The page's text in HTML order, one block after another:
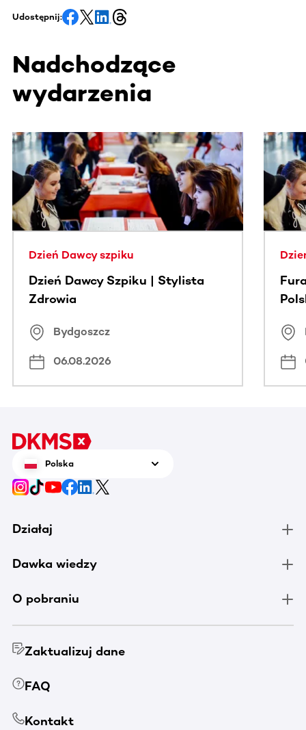
Udostępnij:
Nadchodzące
wydarzenia
Ta sekcja zawiera treści przewijane w poziomie. Użyj
Dzień Dawcy szpiku
Dzień Dawcy Szpiku | Stylista
Zdrowia
Bydgoszcz
06.08.2026
Polska
Działaj
Dawka wiedzy
O pobraniu
Zaktualizuj dane
FAQ
Kontakt